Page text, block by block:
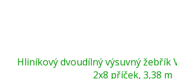
Hliníkový dvoudílný výsuvný žebřík
2x8 příček, 3,38 m